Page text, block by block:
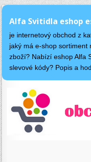
Alfa Svitidla eshop
je internetový obchod z
jaký má e-shop
zboží? Nabízí eshop Alfa
slevové kódy? Popis a